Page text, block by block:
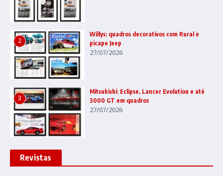
2
Willys: quadros decorativos com Rural e
picape Jeep
27/07/2026
3
Mitsubishi: Eclipse, Lancer Evolution e até
3000 GT em quadros
27/07/2026
Revistas